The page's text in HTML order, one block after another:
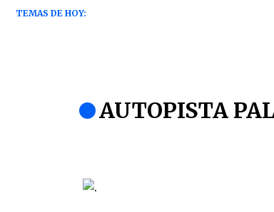
TEMAS DE HOY:
AUTOPISTA